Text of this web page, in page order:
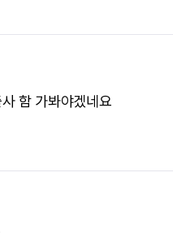
함 가봐야겠네요